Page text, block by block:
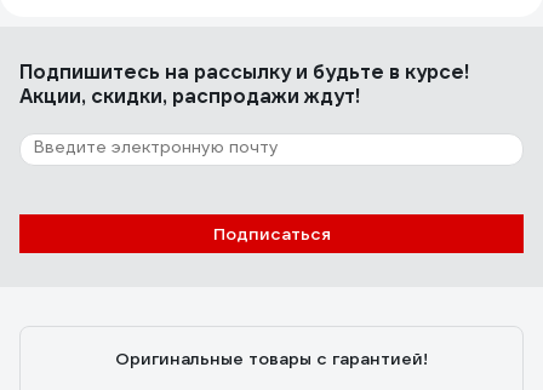
Подпишитесь на рассылкуи будьте в курсе!
Акции, скидки, распродажи ждут!
Подписаться
Оригинальные товары с гарантией!